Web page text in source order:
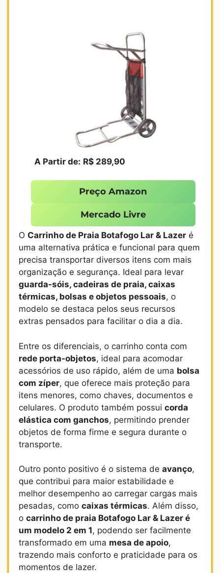
A Partir de: R$ 289,90
Preço Amazon
Mercado Livre
O Carrinho de Praia Botafogo Lar & Lazer é
uma alternativa prática e funcional para quem
precisa transportar diversos itens com mais
organização e segurança. Ideal para levar
guarda-sóis, cadeiras de praia, caixas
térmicas, bolsas e objetos pessoais, o
modelo se destaca pelos seus recursos
extras pensados para facilitar o dia a dia.
Entre os diferenciais, o carrinho conta com
rede porta-objetos, ideal para acomodar
acessórios de uso rápido, além de uma bolsa
com zíper, que oferece mais proteção para
itens menores, como chaves, documentos e
celulares. O produto também possui corda
elástica com ganchos, permitindo prender
objetos de forma firme e segura durante o
transporte.
Outro ponto positivo é o sistema de avanço,
que contribui para maior estabilidade e
melhor desempenho ao carregar cargas mais
pesadas, como caixas térmicas. Além disso,
o carrinho de praia Botafogo Lar & Lazer é
um modelo 2 em 1, podendo ser facilmente
transformado em uma mesa de apoio,
trazendo mais conforto e praticidade para os
momentos de lazer.